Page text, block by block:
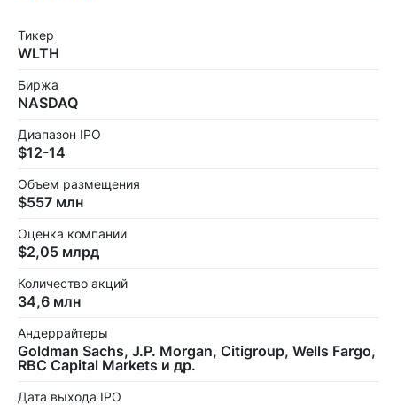
Тикер
WLTH
Биржа
NASDAQ
Диапазон IPO
$12-14
Объем размещения
$557 млн
Оценка компании
$2,05 млрд
Количество акций
34,6 млн
Андеррайтеры
Goldman Sachs, J.P. Morgan, Citigroup, Wells Fargo,
RBC Capital Markets и др.
Дата выхода IPO